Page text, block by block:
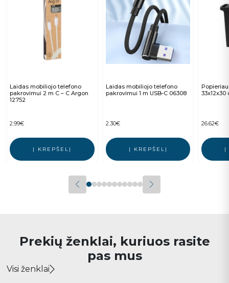
Laidas mobiliojo telefono
pakrovimui 2 m C – C Argon
12752
2.99€
Į KREPŠELĮ
Laidas mobiliojo telefono
pakrovimui 1 m USB-C 06308
2.30€
Į KREPŠELĮ
26.62€
Į
Prekių ženklai, kuriuos rasite
pas mus
Visi ženklai